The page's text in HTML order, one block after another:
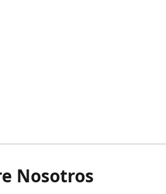
Nosotros